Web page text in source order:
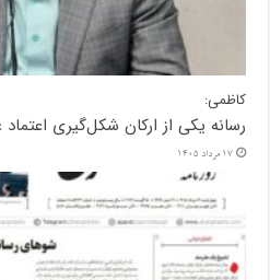
کاظمی:
رسانه یکی از ارکان شکل‌گیری
17 مرداد 1405